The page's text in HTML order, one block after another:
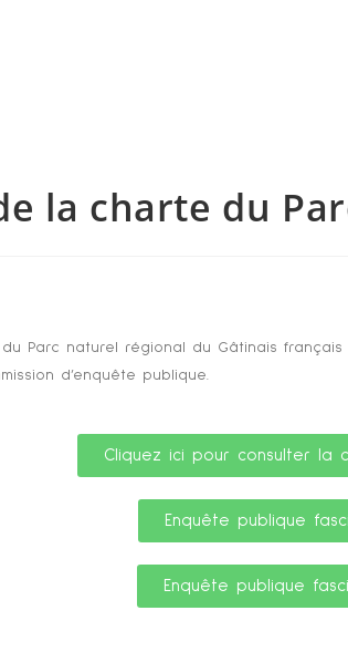
la charte du
Parc naturel régional du Gâtinais
d’enquête publique.
Cliquez ici pour consulter la
Enquête publique
Enquête publique